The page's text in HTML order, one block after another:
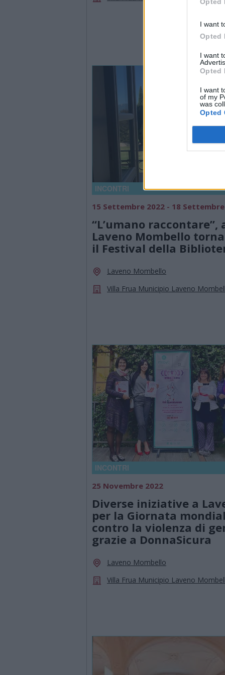
I want
Opted
I want
Opted
I want
of my
was
Opted
INCONTRI
15 Settembre 2022 - 18
“L’umano raccontare”,
Laveno Mombello torna
il Festival della
Laveno Mombello
Villa Frua Municipio Laveno
INCONTRI
25 Novembre 2022
Diverse iniziative a
per la Giornata
contro la violenza di
grazie a DonnaSicura
Laveno Mombello
Villa Frua Municipio Laveno